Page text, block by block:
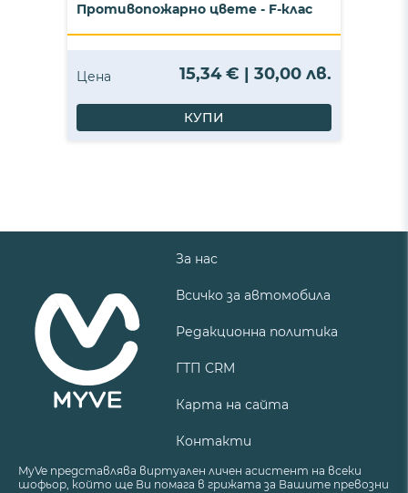
Противопожарно цвете - F-клас
Цена 15,34 € | 30,00 лв.
КУПИ
За нас
Всичко за автомобила
Редакционна политика
ГТП CRM
Карта на сайта
Контакти
MyVe представлява виртуален личен асистент на всеки
шофьор, който ще Ви помага в грижата за Вашите превозни